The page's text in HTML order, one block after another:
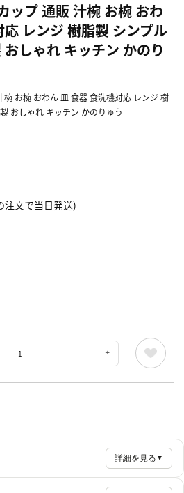
ップ 通販 汁椀 お椀 おわ
レンジ 樹脂製 シンプル
しゃれ キッチン かのり
椀 お椀 おわん 皿 食器 食洗機対応 レンジ 樹
おしゃれ キッチン かのりゅう
注文で当日発送)
詳細を見る ▼